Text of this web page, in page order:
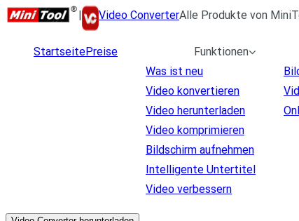
| Video ConverterAlle Produkte von
StartseitePreise
Funktionen
Was ist neu
Video konvertieren
Video herunterladen
Video komprimieren
Bildschirm aufnehmen
Intelligente Untertitel
Video verbessern